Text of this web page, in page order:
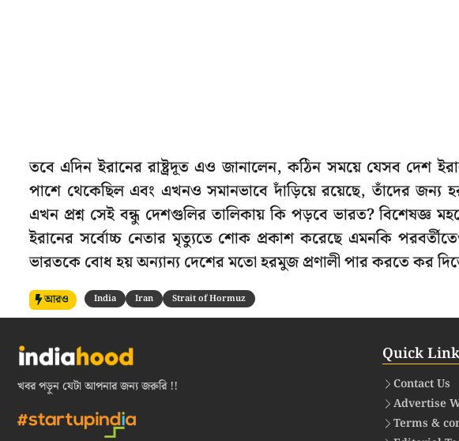
তবে এদিন ইরানের রাষ্ট্রদূত এও জানালেন, কঠিন সময়ে যেসব দেশ
পাশে থেকেছিল এবং এখনও সমানভাবে দাঁড়িয়ে রয়েছে, তাঁদের জন্য
এখন প্রশ্ন সেই বন্ধু দেশগুলির তালিকায় কি পড়বে ভারত? বিশেষজ্ঞ
ইরানের সর্বোচ্চ নেতার মৃত্যুতে শোক প্রকাশ করেছে এমনকি
ভারতকে বোধ হয় অন্যান্য দেশের মতো হরমুজ প্রণালী পার করতে কর
আরও India Iran Strait of Hormuz
খবর পড়ুন যেটা আপনার জন্য জরুরি !!
Quick
Contact Us
Advertise
Terms &